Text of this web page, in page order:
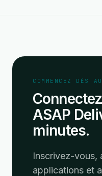
COMMENCEZ DÈS
ASAP
minutes.
Inscrivez-vous,
applications et